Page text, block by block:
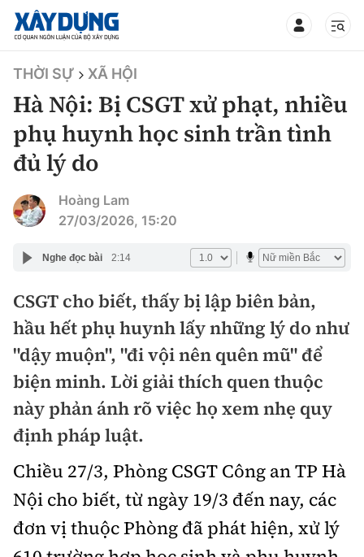
TIN BỘ XÂY DỰNG
CHUYÊN MỤC
Mới nhất
Thời sự
Chính trị
Xã hội
Chuyện dọc đường
Cải chính
Xây dựng
Chỉ đạo điều hành
Quy hoạch kiến trúc
Vật liệu xây dựng
Giám định chất lượng
Quản lý đô thị
Giao thông
Quản lý
Đường bộ
Hàng không
Đường sắt
Kinh tế
Thị trường
Tài chính
Chứng khoán
Pháp luật
Thanh tra
An ninh hình sự
An toàn giao thông
Giao thông 24h
Chất lượng sống
THỜI SỰ XÃ HỘI
Hà Nội: Bị CSGT xử phạt, nhiều
phụ huynh học sinh trần tình
đủ lý do
Hoàng Lam
27/03/2026, 15:20
Nghe đọc bài 2:14
CSGT cho biết, thấy bị lập biên bản,
hầu hết phụ huynh lấy những lý do như
"dậy muộn", "đi vội nên quên mũ" để
biện minh. Lời giải thích quen thuộc
này phản ánh rõ việc họ xem nhẹ quy
định pháp luật.
Chiều 27/3, Phòng CSGT Công an TP Hà
Nội cho biết, từ ngày 19/3 đến nay, các
đơn vị thuộc Phòng đã phát hiện, xử lý